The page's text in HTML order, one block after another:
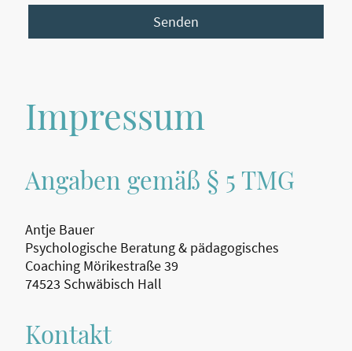
Senden
Impressum
Angaben gemäß § 5 TMG
Antje Bauer
Psychologische Beratung & pädagogisches
Coaching Mörikestraße 39
74523 Schwäbisch Hall
Kontakt